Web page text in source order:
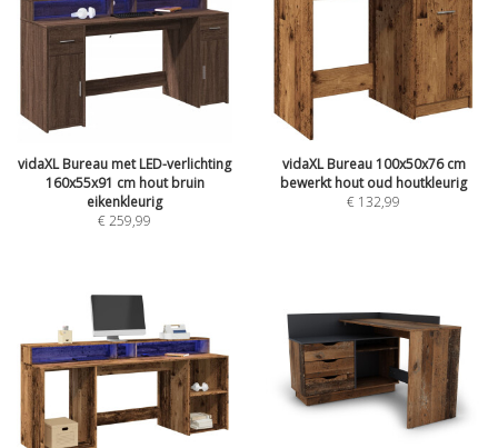
vidaXL Bureau met LED-verlichting
160x55x91 cm hout bruin
eikenkleurig
€259,99
vidaXL Bureau 100x50x76 cm
bewerkt hout oud houtkleurig
€ 132,99